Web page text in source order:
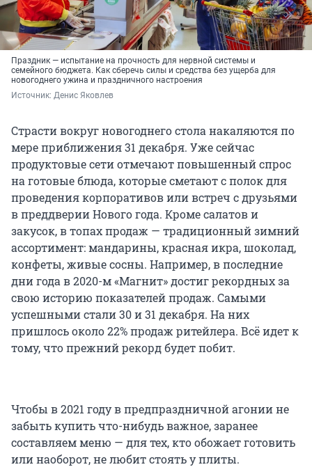
Праздник — испытание на прочность для нервной системы и
семейного бюджета. Как сберечь силы и средства без ущерба для
новогоднего ужина и праздничного настроения
Источник: Денис Яковлев
Страсти вокруг новогоднего стола накаляются по
мере приближения 31 декабря. Уже сейчас
продуктовые сети отмечают повышенный спрос
на готовые блюда, которые сметают с полок для
проведения корпоративов или встреч с друзьями
в преддверии Нового года. Кроме салатов и
закусок, в топах продаж — традиционный зимний
ассортимент: мандарины, красная икра, шоколад,
конфеты, живые сосны. Например, в последние
дни года в 2020-м «Магнит» достиг рекордных за
свою историю показателей продаж. Самыми
успешными стали 30 и 31 декабря. На них
пришлось около 22% продаж ритейлера. Всё идет к
тому, что прежний рекорд будет побит.
Чтобы в 2021 году в предпраздничной агонии не
забыть купить что-нибудь важное, заранее
составляем меню — для тех, кто обожает готовить
или наоборот, не любит стоять у плиты.